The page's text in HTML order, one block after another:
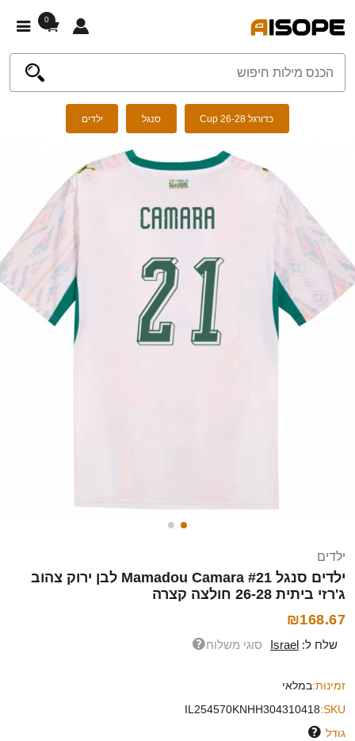
0
כדורגל Cup 26-28 סנגל ילדים
ילדים
ילדים סנגל Mamadou Camara #21 לבן ירוק צהוב
ג'רזי ביתית 26-28 חולצה קצרה
₪168.67
שלח ל: Israel סוגי משלוח
זמינות:במלאי
SKU:
IL254570KNHH304310418
גודל